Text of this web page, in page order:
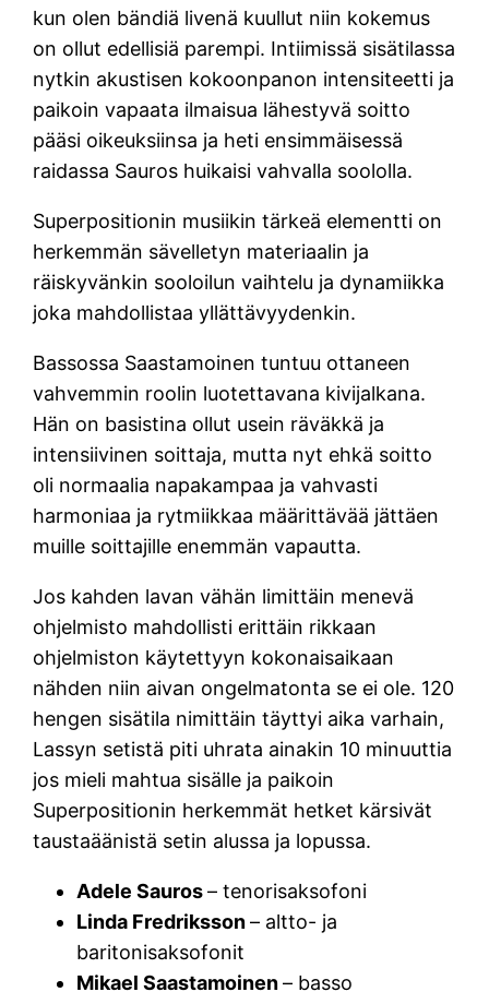
kun olen bändiä livenä kuullut niin kokemus
on ollut edellisiä parempi. Intiimissä sisätilassa
nytkin akustisen kokoonpanon intensiteetti ja
paikoin vapaata ilmaisua lähestyvä soitto
pääsi oikeuksiinsa ja heti ensimmäisessä
raidassa Sauros huikaisi vahvalla soololla.
Superpositionin musiikin tärkeä elementti on
herkemmän sävelletyn materiaalin ja
räiskyvänkin sooloilun vaihtelu ja dynamiikka
joka mahdollistaa yllättävyydenkin.
Bassossa Saastamoinen tuntuu ottaneen
vahvemmin roolin luotettavana kivijalkana.
Hän on basistina ollut usein räväkkä ja
intensiivinen soittaja, mutta nyt ehkä soitto
oli normaalia napakampaa ja vahvasti
harmoniaa ja rytmiikkaa määrittävää jättäen
muille soittajille enemmän vapautta.
Jos kahden lavan vähän limittäin menevä
ohjelmisto mahdollisti erittäin rikkaan
ohjelmiston käytettyyn kokonaisaikaan
nähden niin aivan ongelmatonta se ei ole. 120
hengen sisätila nimittäin täyttyi aika varhain,
Lassyn setistä piti uhrata ainakin 10 minuuttia
jos mieli mahtua sisälle ja paikoin
Superpositionin herkemmät hetket kärsivät
taustaäänistä setin alussa ja lopussa.
Adele Sauros– tenorisaksofoni
Linda Fredriksson– altto- ja
baritonisaksofonit
Mikael Saastamoinen– basso